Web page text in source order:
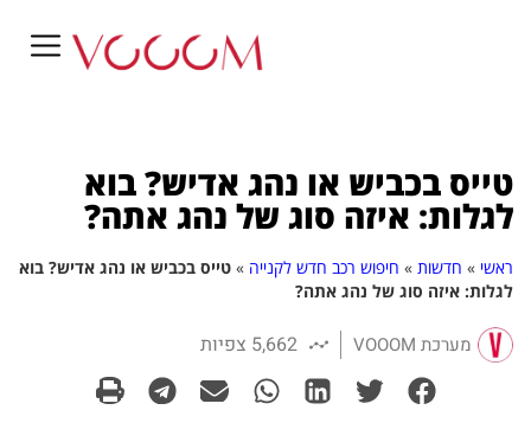
טייס בכביש או נהג אדיש? בוא
לגלות: איזה סוג של נהג אתה?
ראשי » חדשות » חיפוש רכב חדש לקנייה » טייס בכביש או נהג אדיש? בוא
לגלות: איזה סוג של נהג אתה?
מערכת VOOOM 5,662 צפיות